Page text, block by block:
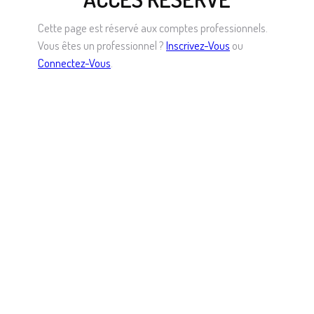
Cette page est réservé aux comptes professionnels.
Vous êtes un professionnel ?Inscrivez-Vous ou
Connectez-Vous